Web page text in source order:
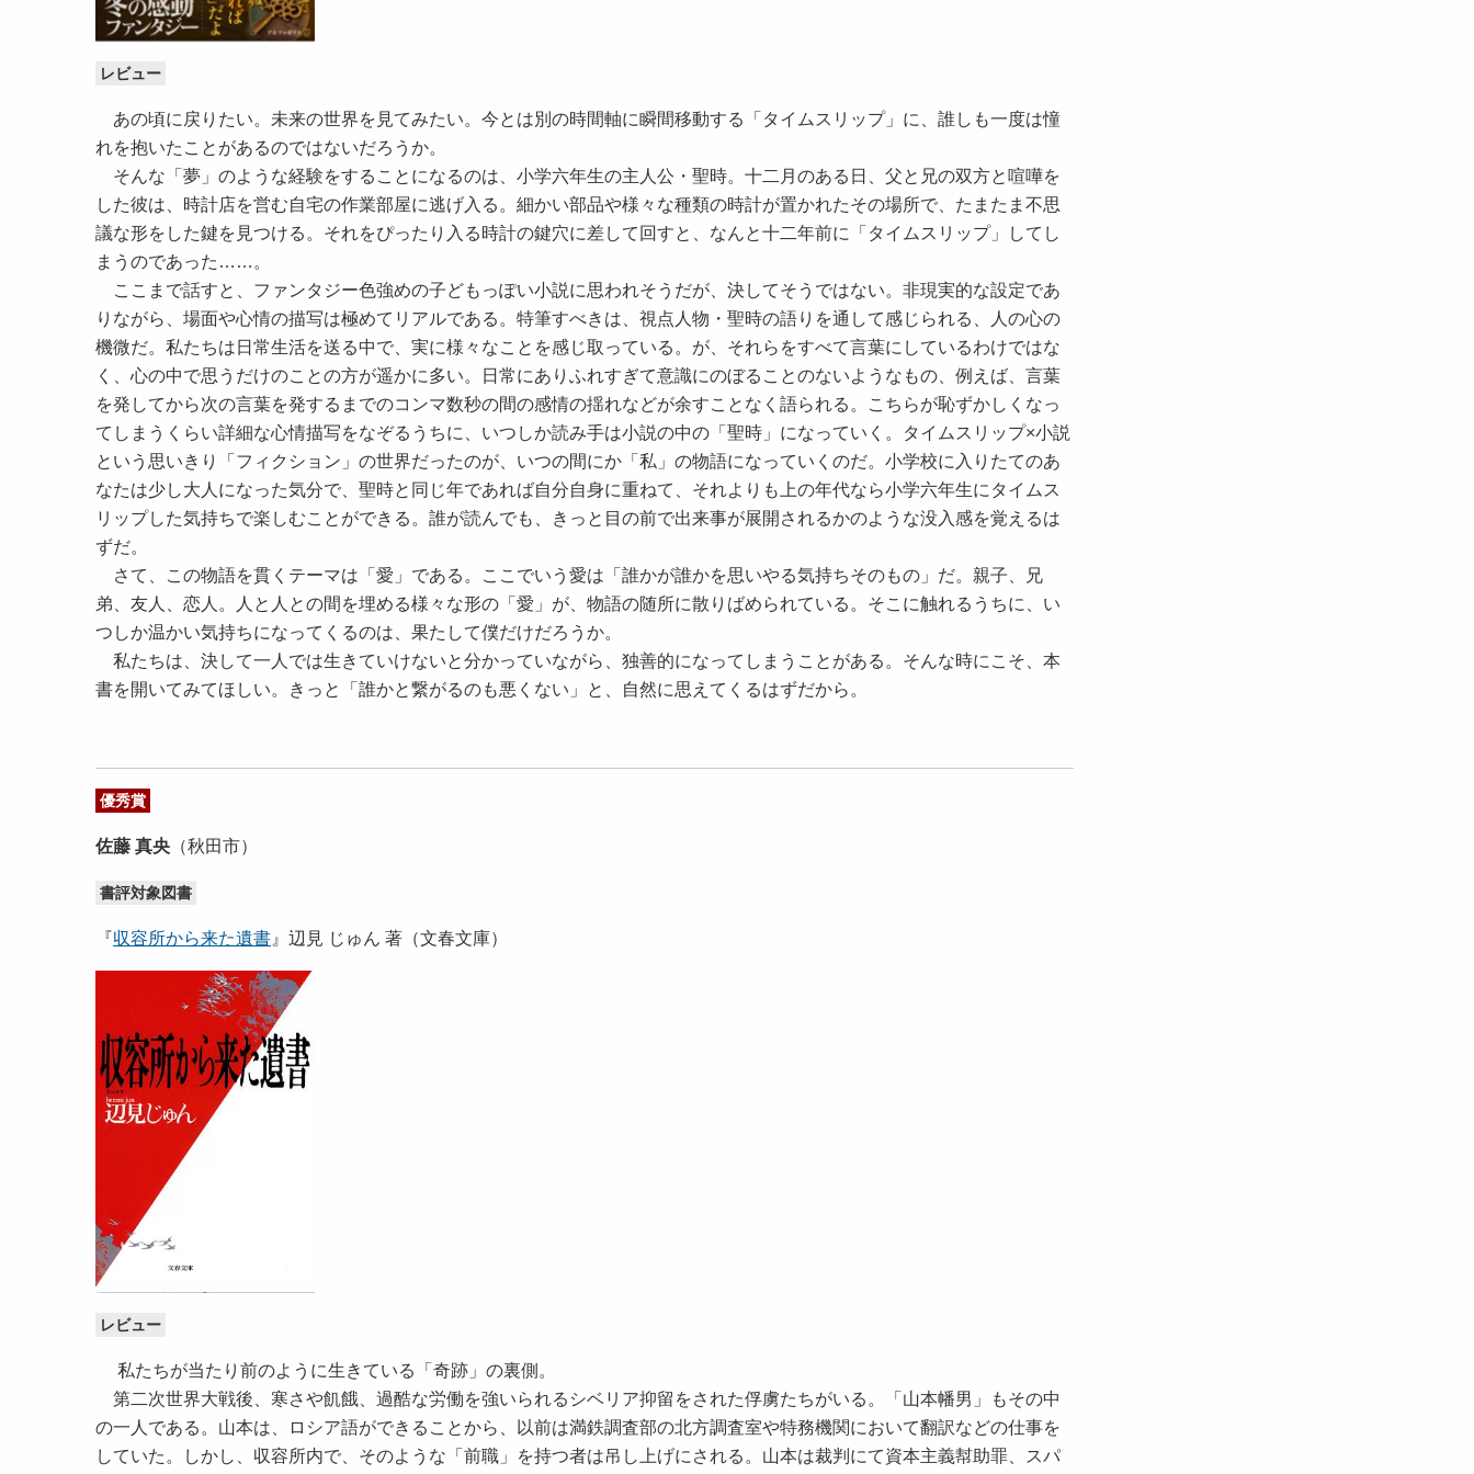
レビュー
あの頃に戻りたい。未来の世界を見てみたい。今とは別の時間軸に瞬間移動する「タイムスリップ」に、誰しも一度は憧
れを抱いたことがあるのではないだろうか。
そんな「夢」のような経験をすることになるのは、小学六年生の主人公・聖時。十二月のある日、父と兄の双方と喧嘩を
した彼は、時計店を営む自宅の作業部屋に逃げ入る。細かい部品や様々な種類の時計が置かれたその場所で、たまたま不思
議な形をした鍵を見つける。それをぴったり入る時計の鍵穴に差して回すと、なんと十二年前に「タイムスリップ」してし
まうのであった……。
ここまで話すと、ファンタジー色強めの子どもっぽい小説に思われそうだが、決してそうではない。非現実的な設定であ
りながら、場面や心情の描写は極めてリアルである。特筆すべきは、視点人物・聖時の語りを通して感じられる、人の心の
機微だ。私たちは日常生活を送る中で、実に様々なことを感じ取っている。が、それらをすべて言葉にしているわけではな
く、心の中で思うだけのことの方が遥かに多い。日常にありふれすぎて意識にのぼることのないようなもの、例えば、言葉
を発してから次の言葉を発するまでのコンマ数秒の間の感情の揺れなどが余すことなく語られる。こちらが恥ずかしくなっ
てしまうくらい詳細な心情描写をなぞるうちに、いつしか読み手は小説の中の「聖時」になっていく。タイムスリップ×小説
という思いきり「フィクション」の世界だったのが、いつの間にか「私」の物語になっていくのだ。小学校に入りたてのあ
なたは少し大人になった気分で、聖時と同じ年であれば自分自身に重ねて、それよりも上の年代なら小学六年生にタイムス
リップした気持ちで楽しむことができる。誰が読んでも、きっと目の前で出来事が展開されるかのような没入感を覚えるは
ずだ。
さて、この物語を貫くテーマは「愛」である。ここでいう愛は「誰かが誰かを思いやる気持ちそのもの」だ。親子、兄
弟、友人、恋人。人と人との間を埋める様々な形の「愛」が、物語の随所に散りばめられている。そこに触れるうちに、い
つしか温かい気持ちになってくるのは、果たして僕だけだろうか。
私たちは、決して一人では生きていけないと分かっていながら、独善的になってしまうことがある。そんな時にこそ、本
書を開いてみてほしい。きっと「誰かと繋がるのも悪くない」と、自然に思えてくるはずだから。
優秀賞
佐藤 真央 （秋田市）
書評対象図書
『収容所から来た遺書 』辺見 じゅん 著（文春文庫）
レビュー
私たちが当たり前のように生きている「奇跡」の裏側。
第二次世界大戦後、寒さや飢餓、過酷な労働を強いられるシベリア抑留をされた俘虜たちがいる。「山本幡男」もその中
の一人である。山本は、ロシア語ができることから、以前は満鉄調査部の北方調査室や特務機関において翻訳などの仕事を
していた。しかし、収容所内で、そのような「前職」を持つ者は吊し上げにされる。山本は裁判にて資本主義幇助罪、スパ